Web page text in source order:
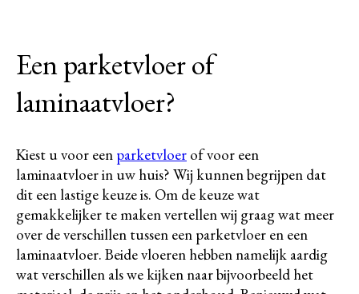
Een parketvloer of
laminaatvloer?
Kiest u voor een parketvloer of voor een
laminaatvloer in uw huis? Wij kunnen begrijpen dat
dit een lastige keuze is. Om de keuze wat
gemakkelijker te maken vertellen wij graag wat meer
over de verschillen tussen een parketvloer en een
laminaatvloer. Beide vloeren hebben namelijk aardig
wat verschillen als we kijken naar bijvoorbeeld het